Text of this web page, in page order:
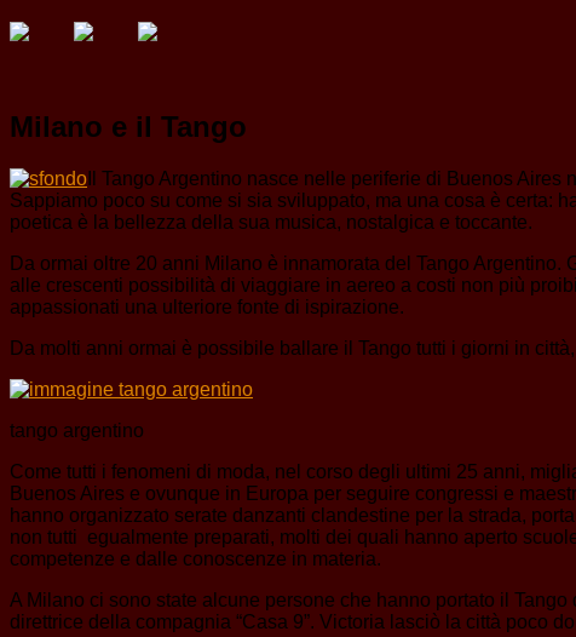
Milano e il Tango
Il Tango Argentino nasce nelle periferie di Buenos
Sappiamo poco su come si sia sviluppato, ma una cosa è certa:
poetica è la bellezza della sua musica, nostalgica e toccante.
Da ormai oltre 20 anni Milano è innamorata del Tango
alle crescenti possibilità di viaggiare in aereo a costi non più
appassionati una ulteriore fonte di ispirazione.
Da molti anni ormai è possibile ballare il Tango tutti i giorni in
tango argentino
Come tutti i fenomeni di moda, nel corso degli ultimi 25 anni,
Buenos Aires e ovunque in Europa per seguire congressi e
hanno organizzato serate danzanti clandestine per la strada,
non tutti egualmente preparati, molti dei quali hanno aperto
competenze e dalle conoscenze in materia.
A Milano ci sono state alcune persone che hanno portato il
direttrice della compagnia “Casa 9”. Victoria lasciò la città poco